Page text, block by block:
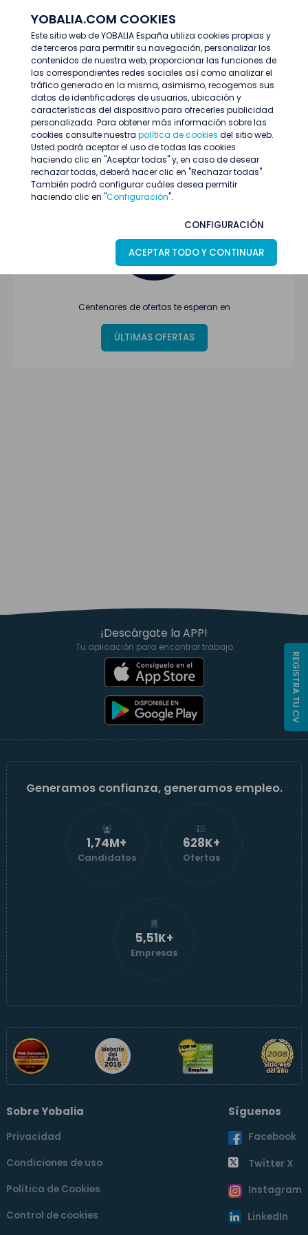
YOBALIA.COM COOKIES
Este sitio web de YOBALIA España utiliza cookies propias y
de terceros para permitir su navegación, personalizar los
contenidos de nuestra web, proporcionar las funciones de
las correspondientes redes sociales así como analizar el
tráfico generado en la misma, asimismo, recogemos sus
datos de identificadores de usuarios, ubicación y
características del dispositivo para ofrecerles publicidad
personalizada. Para obtener más información sobre las
cookies consulte nuestra política de cookies del sitio web.
Usted podrá aceptar el uso de todas las cookies
haciendo clic en "Aceptar todas" y, en caso de desear
rechazar todas, deberá hacer clic en "Rechazar todas".
También podrá configurar cuáles desea permitir
haciendo clic en "Configuración".
CONFIGURACIÓN
ACEPTAR TODO Y CONTINUAR
Últimas ofertas
Oferta no encontrada o ha finalizado su
proceso de selección
Centenares de ofertas te esperan en
ÚLTIMAS OFERTAS
¡Descárgate la APP!
Tu aplicación para encontrar trabajo
Generamos confianza, generamos empleo.
1,74M+
Candidatos
629K+
Ofertas
5,51K+
Empresas
Sobre Yobalia
Privacidad
Condiciones de uso
Política de Cookies
Control de cookies
Síguenos
Facebook
Twitter X
Instagram
LinkedIn
REGISTRA TU CV